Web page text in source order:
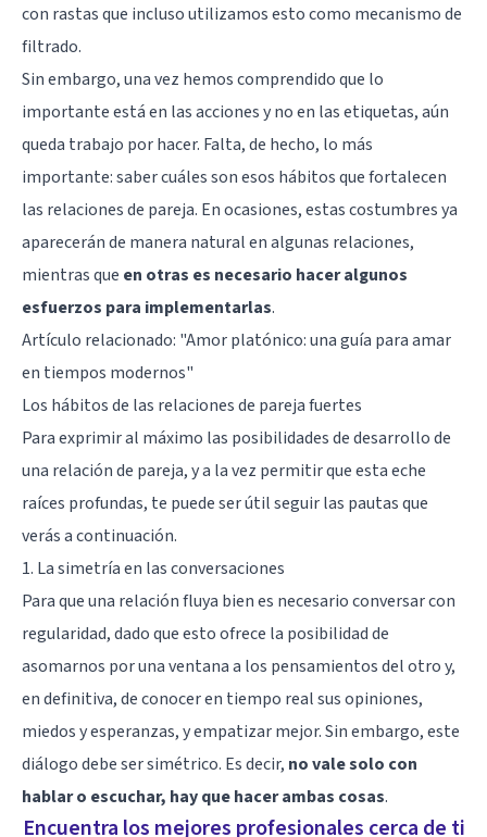
con rastas que incluso utilizamos esto como mecanismo de
filtrado.
Sin embargo, una vez hemos comprendido que lo
importante está en las acciones y no en las etiquetas, aún
queda trabajo por hacer. Falta, de hecho, lo más
importante: saber cuáles son esos hábitos que fortalecen
las relaciones de pareja. En ocasiones, estas costumbres ya
aparecerán de manera natural en algunas relaciones,
mientras que en otras es necesario hacer algunos
esfuerzos para implementarlas.
Artículo relacionado: "Amor platónico: una guía para amar
en tiempos modernos"
Los hábitos de las relaciones de pareja fuertes
Para exprimir al máximo las posibilidades de desarrollo de
una relación de pareja, y a la vez permitir que esta eche
raíces profundas, te puede ser útil seguir las pautas que
verás a continuación.
1. La simetría en las conversaciones
Para que una relación fluya bien es necesario conversar con
regularidad, dado que esto ofrece la posibilidad de
asomarnos por una ventana a los pensamientos del otro y,
en definitiva, de conocer en tiempo real sus opiniones,
miedos y esperanzas, y empatizar mejor. Sin embargo, este
diálogo debe ser simétrico. Es decir, no vale solo con
hablar o escuchar, hay que hacer ambas cosas.
Encuentra los mejores profesionales cerca de ti